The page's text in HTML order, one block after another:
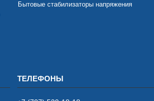
Бытовые стабилизаторы напряжения